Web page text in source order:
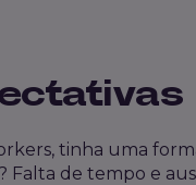
tinha uma
Falta de tempo e